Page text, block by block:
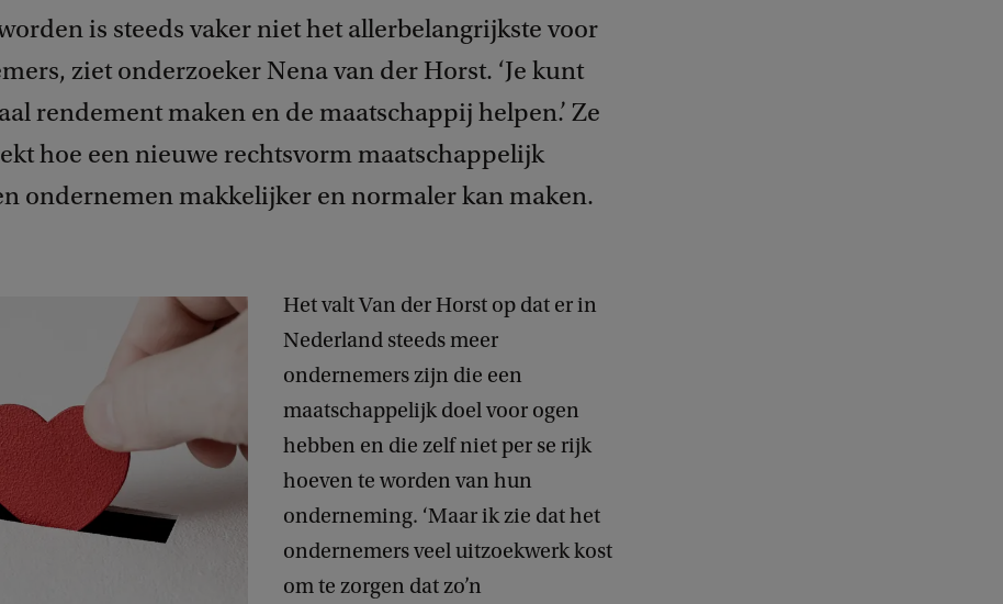
is steeds vaker niet het allerbelangrijkste voor
ziet onderzoeker Nena van der Horst. ‘Je kunt
rendement maken en de maatschappij helpen.’ Ze
hoe een nieuwe rechtsvorm maatschappelijk
ondernemen makkelijker en normaler kan maken.
Het valt Van der Horst op dat er in
Nederland steeds meer
ondernemers zijn die een
maatschappelijk doel voor ogen
hebben en die zelf niet per se rijk
hoeven te worden van hun
onderneming. ‘Maar ik zie dat het
ondernemers veel uitzoekwerk kost
om te zorgen dat zo’n